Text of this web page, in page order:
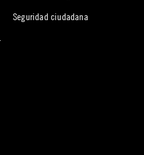
Seguridad ciudadana